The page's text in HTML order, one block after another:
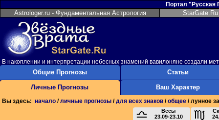
Портал "Русская
Astrologer.ru - Фундаментальная Астрология
В накоплении и интерпретации небесных знамений вавилоняне создали
Общие Прогнозы
Личные Прогнозы
Статьи
Ваш Характер
Вы здесь: начало /личные прогнозы /для всех знаков /общее / лунное
Весы
23.09-23.10